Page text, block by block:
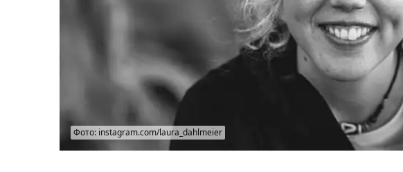
Фото: instagram.com/laura_dahlmeier